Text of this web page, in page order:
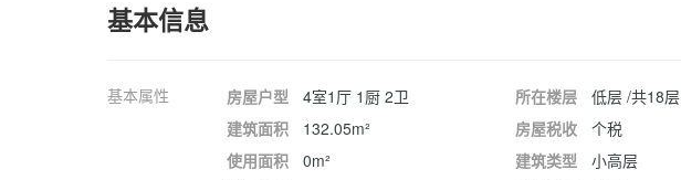
基本信息
基本属性 房屋户型 4室1厅 1厨 2卫 所在楼层
低层 /共18层
建筑面积
132.05m² 房屋税收
个税
使用面积
0m² 建筑类型
小高层